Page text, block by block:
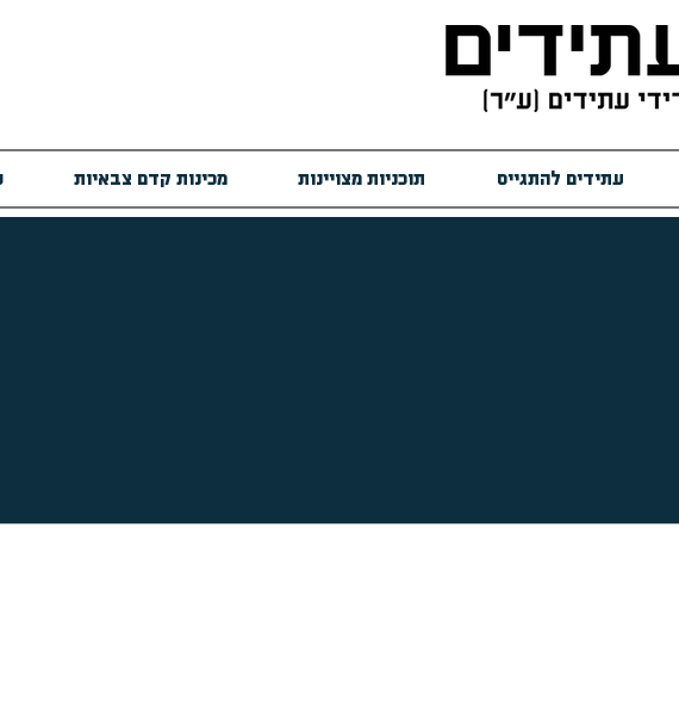
עתידים להתגייס תוכניות מצויינות מכינות קדם צבאיות